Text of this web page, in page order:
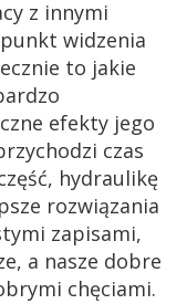
z innymi
widzenia
to jakie
efekty jego
czas
hydraulikę
rozwiązania
zapisami,
a nasze dobre
chęciami.